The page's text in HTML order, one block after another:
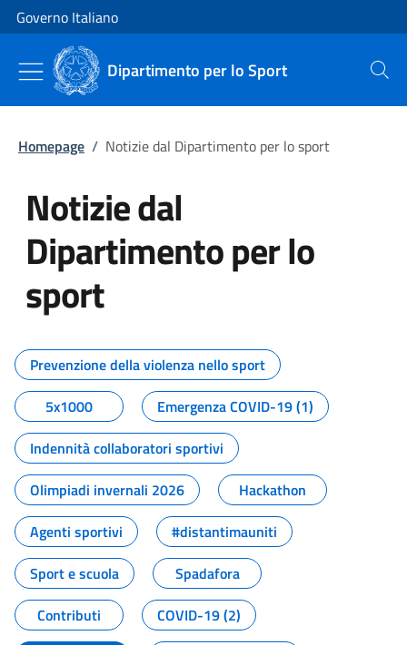
Vai al contenuto
Vai alla navigazione del sito
Governo Italiano
Dipartimento per lo Sport Cerca
Homepage / Notizie dal Dipartimento per lo sport
Notizie dal
Dipartimento per lo
sport
Tutti i contenuti della pagina
Prevenzione della violenza nello sport
5x1000
Emergenza COVID-19 (1)
Indennità collaboratori sportivi
Olimpiadi invernali 2026
Hackathon
Agenti sportivi
#distantimauniti
Sport e scuola
Spadafora
Contributi
COVID-19 (2)